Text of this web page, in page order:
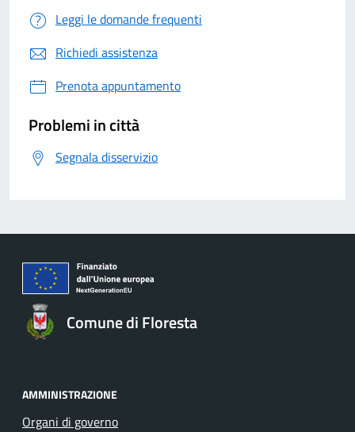
Leggi le domande frequenti
Richiedi assistenza
Prenota appuntamento
Problemi in città
Segnala disservizio
Comune di Floresta
AMMINISTRAZIONE
Organi di governo